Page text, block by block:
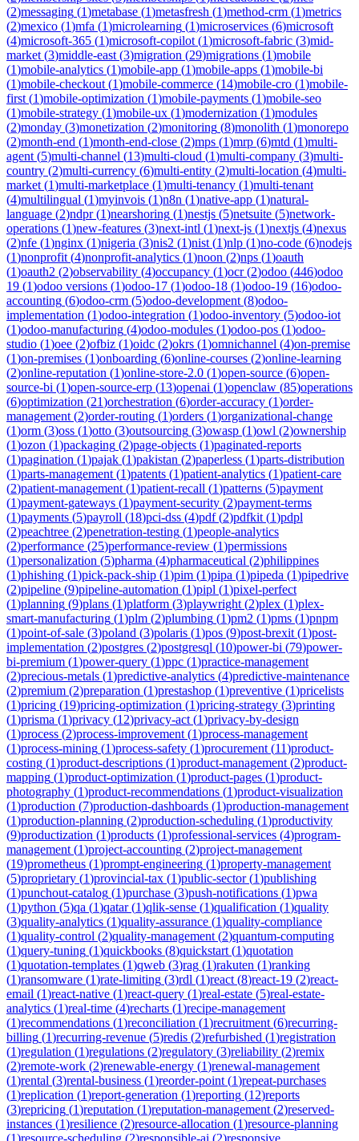
(2)messaging (1)metabase (1)metasfresh (1)method-crm (1)metrics
(2)mexico (1)mfa (1)microlearning (1)microservices (6)microsoft
(4)microsoft-365 (1)microsoft-copilot (1)microsoft-fabric (3)mid-
market (3)middle-east (3)migration (29)migrations (1)mobile
(1)mobile-analytics (1)mobile-app (1)mobile-apps (1)mobile-bi
(1)mobile-checkout (1)mobile-commerce (14)mobile-cro (1)mobile-
first (1)mobile-optimization (1)mobile-payments (1)mobile-seo
(1)mobile-strategy (1)mobile-ux (1)modernization (1)modules
(2)monday (3)monetization (2)monitoring (8)monolith (1)monorepo
(2)month-end (1)month-end-close (2)mps (1)mrp (6)mtd (1)multi-
agent (5)multi-channel (13)multi-cloud (1)multi-company (3)multi-
country (2)multi-currency (6)multi-entity (2)multi-location (4)multi-
market (1)multi-marketplace (1)multi-tenancy (1)multi-tenant
(4)multilingual (1)myinvois (1)n8n (1)native-app (1)natural-
language (2)ndpr(1)nearshoring (1)nestjs (5)netsuite (5)network-
operations (1)new-features (3)next-intl (1)next-js (1)nextjs (4)nexus
(2)nfe (1)nginx (1)nigeria (3)nis2 (1)nist (1)nlp (1)no-code (6)nodejs
(1)nonprofit (4)nonprofit-analytics (1)noon (2)nps (1)oauth
(1)oauth2 (2)observability (4)occupancy (1)ocr(2)odoo (446)odoo
19 (1)odoo versions (1)odoo-17 (1)odoo-18 (1)odoo-19 (16)odoo-
accounting (6)odoo-crm (5)odoo-development (8)odoo-
implementation (1)odoo-integration (1)odoo-inventory (5)odoo-iot
(1)odoo-manufacturing (4)odoo-modules (1)odoo-pos (1)odoo-
studio (1)oee (2)ofbiz (1)oidc (2)okrs (1)omnichannel (4)on-premise
(1)on-premises (1)onboarding (6)online-courses (2)online-learning
(2)online-reputation (1)online-store-2.0 (1)open-source (6)open-
source-bi (1)open-source-erp (13)openai (1)openclaw (85)operations
(6)optimization (21)orchestration (6)order-accuracy (1)order-
management (2)order-routing (1)orders (1)organizational-change
(1)orm (3)oss (1)otto (3)outsourcing (3)owasp (1)owl (2)ownership
(1)ozon (1)packaging (2)page-objects (1)paginated-reports
(1)pagination (1)pajak (1)pakistan (2)paperless (1)parts-distribution
(1)parts-management (1)patents (1)patient-analytics (1)patient-care
(2)patient-management (1)patient-recall (1)patterns (5)payment
(1)payment-gateways (1)payment-security (2)payment-terms
(1)payments (5)payroll (18)pci-dss (4)pdf(2)pdfkit (1)pdpl
(2)peachtree (2)penetration-testing (1)people-analytics
(2)performance (25)performance-review (1)permissions
(1)personalization (5)pharma (4)pharmaceutical (2)philippines
(1)phishing (1)pick-pack-ship (1)pim (1)pipa (1)pipeda (1)pipedrive
(2)pipeline (9)pipeline-automation (1)pipl (1)pixel-perfect
(1)planning (9)plans (1)platform (3)playwright (2)plex (1)plex-
smart-manufacturing (1)plm (2)plumbing (1)pm2 (1)pms (1)pnpm
(1)point-of-sale (3)poland (3)polaris (1)pos (9)post-brexit (1)post-
implementation (2)postgres (2)postgresql (10)power-bi (79)power-
bi-premium (1)power-query (1)ppc (1)practice-management
(2)precious-metals (1)predictive-analytics (4)predictive-maintenance
(2)premium (2)preparation (1)prestashop (1)preventive (1)pricelists
(1)pricing (19)pricing-optimization (1)pricing-strategy (3)printing
(1)prisma (1)privacy (12)privacy-act (1)privacy-by-design
(1)process (2)process-improvement (1)process-management
(1)process-mining (1)process-safety (1)procurement (11)product-
costing (1)product-descriptions (1)product-management (2)product-
mapping (1)product-optimization (1)product-pages (1)product-
photography (1)product-recommendations (1)product-visualization
(1)production (7)production-dashboards (1)production-management
(1)production-planning (2)production-scheduling (1)productivity
(9)productization (1)products (1)professional-services (4)program-
management (1)project-accounting (2)project-management
(19)prometheus (1)prompt-engineering (1)property-management
(5)proprietary (1)provincial-tax (1)public-sector(1)publishing
(1)punchout-catalog (1)purchase (3)push-notifications (1)pwa
(1)python (5)qa (1)qatar(1)qlik-sense (1)qualification (1)quality
(3)quality-analytics (1)quality-assurance (1)quality-compliance
(1)quality-control (2)quality-management (2)quantum-computing
(1)query-tuning (1)quickbooks (8)quickstart (1)quotation
(1)quotation-templates (1)qweb (3)rag (1)rakuten (1)ranking
(1)ransomware (1)rate-limiting (3)rdl (1)react (8)react-19 (2)react-
email (1)react-native (1)react-query (1)real-estate (5)real-estate-
analytics (1)real-time (4)recharts (1)recipe-management
(1)recommendations (1)reconciliation (1)recruitment (6)recurring-
billing (1)recurring-revenue (5)redis (2)refurbished (1)registration
(1)regulation (1)regulations (2)regulatory (3)reliability (2)remix
(2)remote-work (2)renewable-energy (1)renewal-management
(1)rental (3)rental-business (1)reorder-point (1)repeat-purchases
(1)replication (1)report-generation (1)reporting (12)reports
(3)repricing (1)reputation (1)reputation-management (2)reserved-
instances (1)resilience (2)resource-allocation (1)resource-planning
(1)resource-scheduling (2)responsible-ai (2)responsive